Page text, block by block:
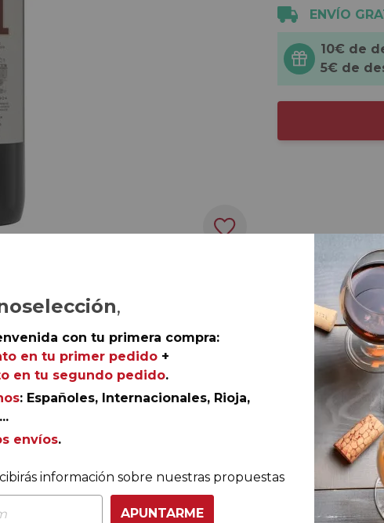
ENVÍO
10€ de
5€ de
perfecto, los rasgos y carácter típicos del clásico
indiscutible en la D.O.Ca. Rioja, la centenaria
y suave en boca, con buena estructura y
,
con tu primera compra:
en tu primer pedido+
en tu segundo pedido.
: Españoles, Internacionales, Rioja,
envíos.
información sobre nuestras propuestas
APUNTARME